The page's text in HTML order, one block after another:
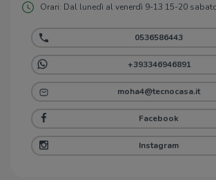
Orari: Dal lunedì al venerdì 9-13 15-20
0536586443
+393346946891
moha4@tecnocasa.it
Facebook
Instagram